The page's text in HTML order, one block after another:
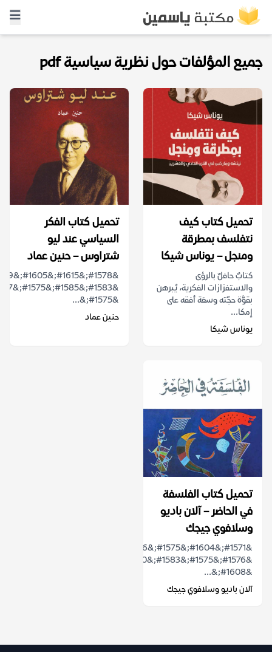
جميع المؤلفات حول نظرية سياسية pdf
تحميل كتاب كيف
نتفلسف بمطرقة
ومنجل – يوناس شيكا
كتابٌ حافلٌ بالرؤى
والاستفزازات الفكرية، يُبرهن
بقوَّة حجّته وسعَة أفقه على
إمكا...
يوناس شيكا
تحميل كتاب الفكر
السياسي عند ليو
شتراوس – حنين عماد
&#1575;&...
حنين عماد
تحميل كتاب الفلسفة
في الحاضر – آلان باديو
وسلافوي جيجك
&#1608;&...
آلان باديو وسلافوي جيجك